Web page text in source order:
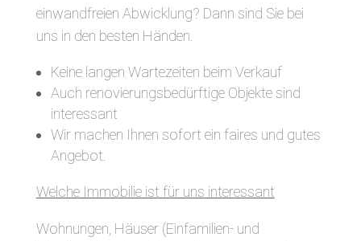
einwandfreien Abwicklung? Dann sind Sie bei
uns in den besten Händen.
Keine langen Wartezeiten beim Verkauf
Auch renovierungsbedürftige Objekte sind
interessant
Wir machen Ihnen sofort ein faires und gutes
Angebot.
Welche Immobilie ist für uns interessant
Wohnungen, Häuser (Einfamilien- und